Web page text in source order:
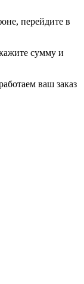
перейдите в
сумму и
ваш заказ